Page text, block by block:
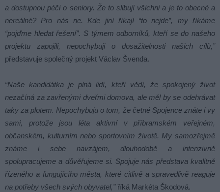
a dostupnou péči o seniory. Že to slibují všichni a je to obecnéa
nereálné? Pro nás ne. Kde jiní říkají “to nejde”, my říkáme
“pojďme hledat řešení”. S týmem odborníků, kteří se do našeho
projektu zapojili, nepochybuji o dosažitelnosti našich cílů,”
představuje společný projekt Václav Švenda.
“Naše kandidátka je plná lidí, kteří vědí, že spokojený život
nezačíná za zavřenými dveřmi domova, ale měl by se odehrávat
taky za plotem. Nepochybuju o tom, že četné Spojence znáte i vy
sami, protože jsou léta aktivní v příbramském veřejném,
občanském, kulturním nebo sportovním životě. My samozřejmě
známe i sebe navzájem, dlouhodobě a intenzivně
spolupracujeme a důvěřujeme si. Spojuje nás představa kvalitně
řízeného a fungujícího města, které citlivě a spravedlivě reaguje
na potřeby všech svých obyvatel,”říká Markéta Škodová.